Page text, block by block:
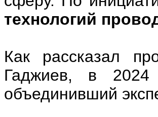
технологий
Как рассказал
Гаджиев, в 2024
объединивший